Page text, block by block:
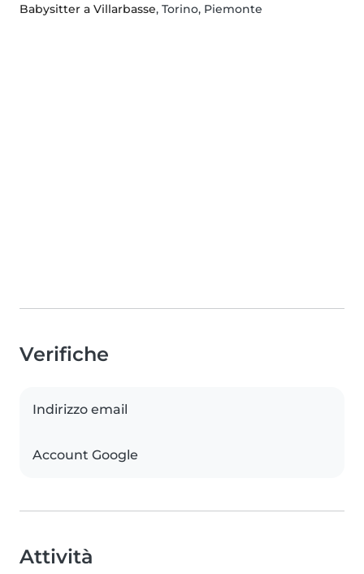
Babysitter a Villarbasse, Torino, Piemonte
Verifiche
Indirizzo email
Account Google
Attività